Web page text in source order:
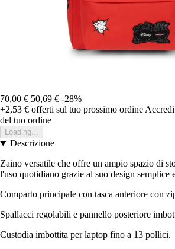
70,00 € 50,69 € -28%
+2,53 € offerti sul tuo prossimo ordine
del tuo ordine
Loading...
Descrizione
Zaino versatile che offre un ampio spazio di
l'uso quotidiano grazie al suo design semplice
Comparto principale con tasca anteriore con
Spallacci regolabili e pannello posteriore
Custodia imbottita per laptop fino a 13 pollici.